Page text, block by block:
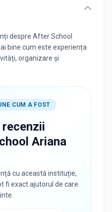
despre After School
bine cum este experiența
organizare și
CUM A FOST
Ariana
cu această instituție,
fi exact ajutorul de care